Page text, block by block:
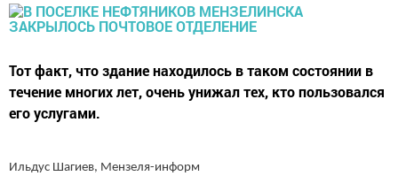
Тот факт, что здание находилось в таком состоянии в
течение многих лет, очень унижал тех, кто пользовался
его услугами.
Ильдус Шагиев, Мензеля-информ